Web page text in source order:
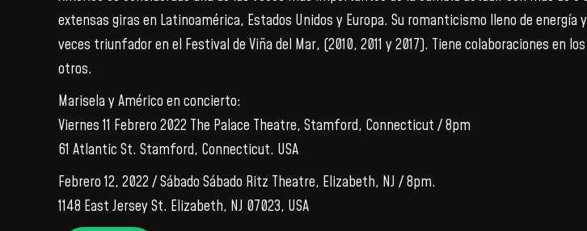
extensas giras en Latinoamérica, Estados Unidos y Europa. Su romanticismo lleno de
veces triunfador en el Festival de Viña del Mar, (2010, 2011 y 2017). Tiene colaboraciones en
otros.
Marisela y Américo en concierto:
Viernes 11 Febrero 2022 The Palace Theatre, Stamford, Connecticut / 8pm
61 Atlantic St. Stamford, Connecticut. USA
Febrero 12, 2022 / Sábado Sábado Ritz Theatre, Elizabeth, NJ / 8pm.
1148 East Jersey St. Elizabeth, NJ 07023, USA